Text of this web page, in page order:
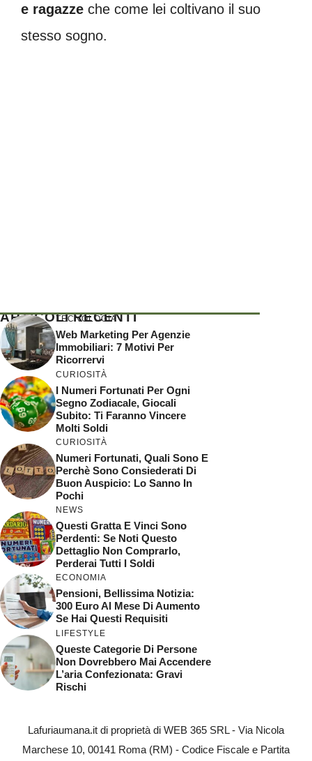
e ragazze che come lei coltivano il suo
stesso sogno.
ARTICOLI RECENTI
TECNOLOGIA
Web Marketing Per Agenzie
Immobiliari: 7 Motivi Per
Ricorrervi
CURIOSITÀ
I Numeri Fortunati Per Ogni
Segno Zodiacale, Giocali
Subito: Ti Faranno Vincere
Molti Soldi
CURIOSITÀ
Numeri Fortunati, Quali Sono E
Perchè Sono Consiederati Di
Buon Auspicio: Lo Sanno In
Pochi
NEWS
Questi Gratta E Vinci Sono
Perdenti: Se Noti Questo
Dettaglio Non Comprarlo,
Perderai Tutti I Soldi
ECONOMIA
Pensioni, Bellissima Notizia:
300 Euro Al Mese Di Aumento
Se Hai Questi Requisiti
LIFESTYLE
Queste Categorie Di Persone
Non Dovrebbero Mai Accendere
L’aria Confezionata: Gravi
Rischi
Lafuriaumana.it di proprietà di WEB 365 SRL - Via Nicola
Marchese 10, 00141 Roma (RM) - Codice Fiscale e Partita